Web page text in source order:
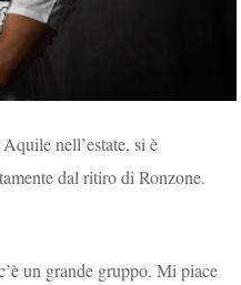
nell’estate, si è
dal ritiro di Ronzone.
un grande gruppo. Mi piace